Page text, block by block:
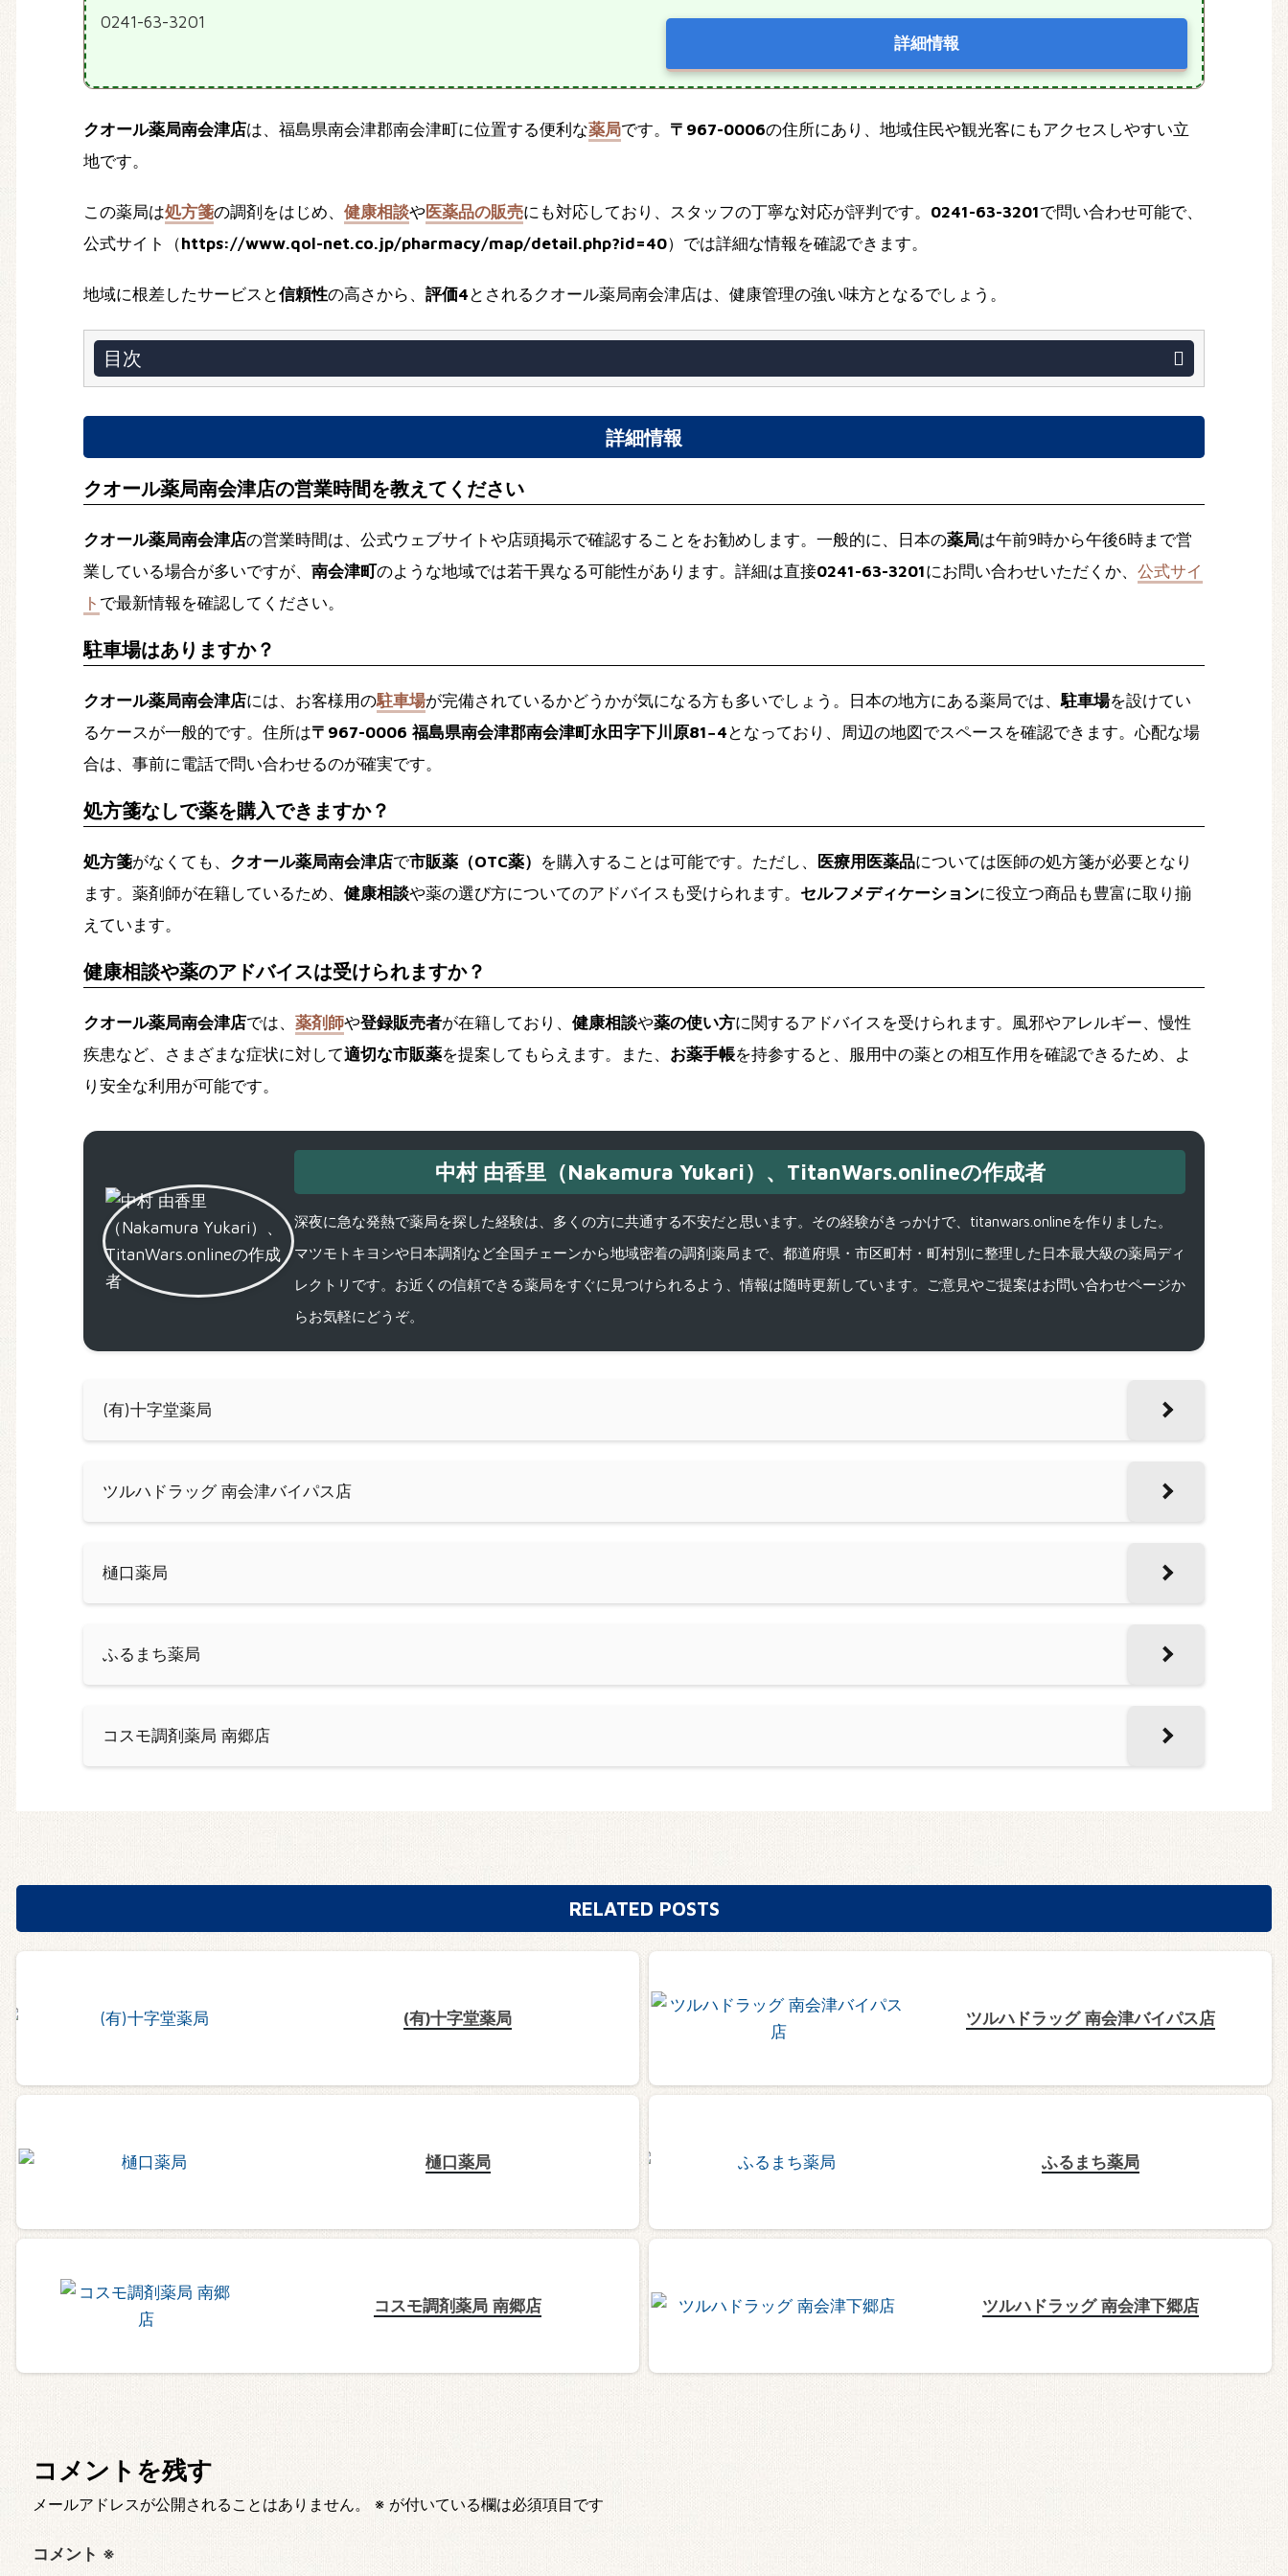
0241-63-3201
詳細情報
クオール薬局南会津店は、福島県南会津郡南会津町に位置する便利な薬局です。 〒967-0006の住所にあり、地域住民や観光客にもアクセスしやすい立
地です。
この薬局は処方箋の調剤をはじめ、 健康相談や医薬品の販売にも対応しており、スタッフの丁寧な対応が評判です。 0241-63-3201で問い合わせ可能で、
公式サイト（https://www.qol-net.co.jp/pharmacy/map/detail.php?id=40）では詳細な情報を確認できます。
地域に根差したサービスと信頼性の高さから、 評価4 とされるクオール薬局南会津店は、健康管理の強い味方となるでしょう。
目次
詳細情報
クオール薬局南会津店の営業時間を教えてください
クオール薬局南会津店の営業時間は、公式ウェブサイトや店頭掲示で確認することをお勧めします。一般的に、日本の薬局は午前9時から午後6時まで営
業している場合が多いですが、 南会津町のような地域では若干異なる可能性があります。詳細は直接0241-63-3201にお問い合わせいただくか、 公式サイ
ト で最新情報を確認してください。
駐車場はありますか？
クオール薬局南会津店には、お客様用の駐車場が完備されているかどうかが気になる方も多いでしょう。日本の地方にある薬局では、駐車場を設けてい
るケースが一般的です。住所は〒967-0006 福島県南会津郡南会津町永田字下川原81−4 となっており、周辺の地図でスペースを確認できます。心配な場
合は、事前に電話で問い合わせるのが確実です。
処方箋なしで薬を購入できますか？
処方箋がなくても、 クオール薬局南会津店で市販薬（OTC薬） を購入することは可能です。ただし、 医療用医薬品については医師の処方箋が必要となり
ます。薬剤師が在籍しているため、 健康相談や薬の選び方についてのアドバイスも受けられます。 セルフメディケーションに役立つ商品も豊富に取り揃
えています。
健康相談や薬のアドバイスは受けられますか？
クオール薬局南会津店では、 薬剤師や登録販売者が在籍しており、 健康相談や薬の使い方に関するアドバイスを受けられます。風邪やアレルギー、慢性
疾患など、さまざまな症状に対して適切な市販薬を提案してもらえます。また、 お薬手帳を持参すると、服用中の薬との相互作用を確認できるため、よ
り安全な利用が可能です。
中村 由香里（Nakamura Yukari）、TitanWars.onlineの作成者
深夜に急な発熱で薬局を探した経験は、多くの方に共通する不安だと思います。その経験がきっかけで、titanwars.onlineを作りました。
マツモトキヨシや日本調剤など全国チェーンから地域密着の調剤薬局まで、都道府県・市区町村・町村別に整理した日本最大級の薬局ディ
レクトリです。お近くの信頼できる薬局をすぐに見つけられるよう、情報は随時更新しています。ご意見やご提案はお問い合わせページか
らお気軽にどうぞ。
(有)十字堂薬局
ツルハドラッグ 南会津バイパス店
樋口薬局
ふるまち薬局
コスモ調剤薬局 南郷店
RELATED POSTS
(有)十字堂薬局 ツルハドラッグ 南会津バイパス店
樋口薬局 ふるまち薬局
コスモ調剤薬局 南郷店 ツルハドラッグ 南会津下郷店
コメントを残す
メールアドレスが公開されることはありません。 ※ が付いている欄は必須項目です
コメント ※